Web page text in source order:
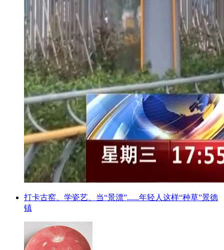
打卡古窑、学瓷艺、当“景漂”......年轻人这样“种草”景德
镇